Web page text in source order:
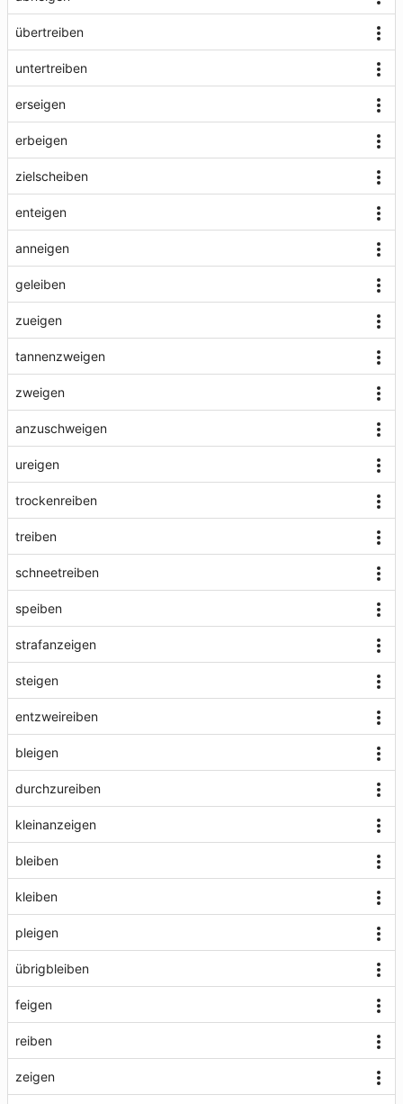
übertreiben
untertreiben
erseigen
erbeigen
zielscheiben
enteigen
anneigen
geleiben
zueigen
tannenzweigen
zweigen
anzuschweigen
ureigen
trockenreiben
treiben
schneetreiben
speiben
strafanzeigen
steigen
entzweireiben
bleigen
durchzureiben
kleinanzeigen
bleiben
kleiben
pleigen
übrigbleiben
feigen
reiben
zeigen